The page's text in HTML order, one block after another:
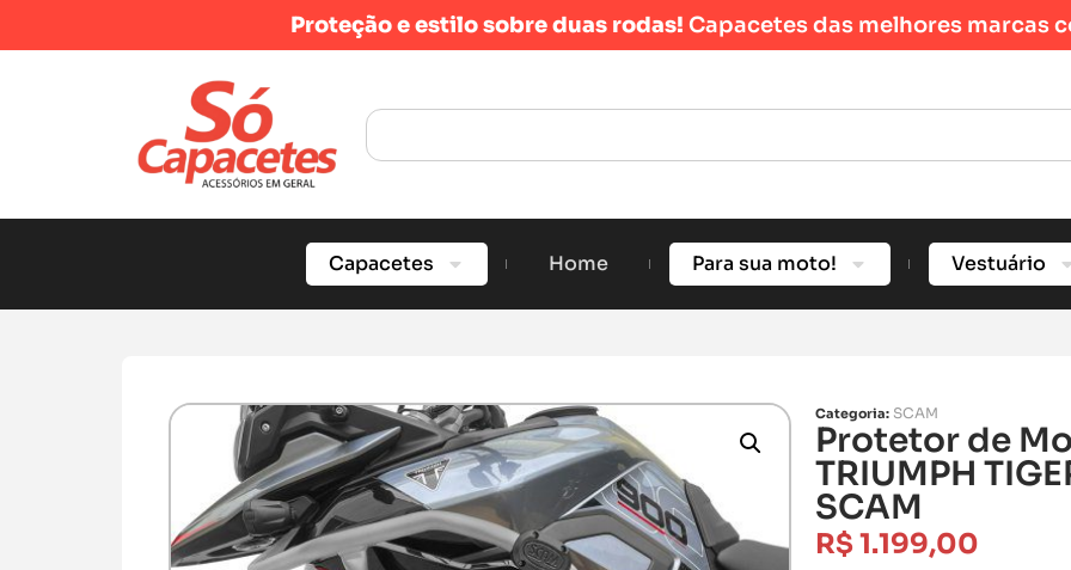
Proteção e estilo sobre duas rodas! Capacetes das melhores marcas
Capacetes Home Para sua moto! Vestuário
Categoria: SCAM
Protetor de
TRIUMPH
SCAM
R$1.199,00